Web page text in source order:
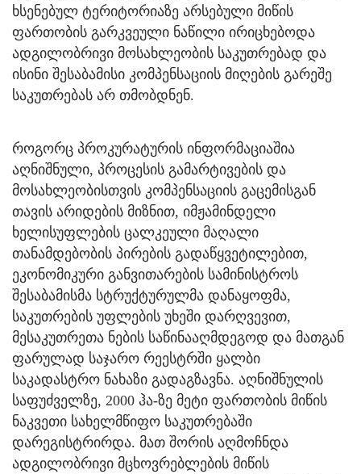
ხსენებულ ტერიტორიაზე არსებული მიწის
ფართობის გარკვეული ნაწილი ირიცხებოდა
ადგილობრივი მოსახლეობის საკუთრებად და
ისინი შესაბამისი კომპენსაციის მიღების გარეშე
საკუთრებას არ თმობდნენ.
როგორც პროკურატურის ინფორმაციაშია
აღნიშნული, პროცესის გამარტივების და
მოსახლეობისთვის კომპენსაციის გაცემისგან
თავის არიდების მიზნით, იმჟამინდელი
ხელისუფლების ცალკეული მაღალი
თანამდებობის პირების გადაწყვეტილებით,
ეკონომიკური განვითარების სამინისტროს
შესაბამისმა სტრუქტურულმა დანაყოფმა,
საკუთრების უფლების უხეში დარღვევით,
მესაკუთრეთა ნების საწინააღმდეგოდ და მათგან
ფარულად საჯარო რეესტრში ყალბი
საკადასტრო ნახაზი გადაგზავნა. აღნიშნულის
საფუძველზე, 2000 ჰა-ზე მეტი ფართობის მიწის
ნაკვეთი სახელმწიფო საკუთრებაში
დარეგისტრირდა. მათ შორის აღმოჩნდა
ადგილობრივი მცხოვრებლების მიწის